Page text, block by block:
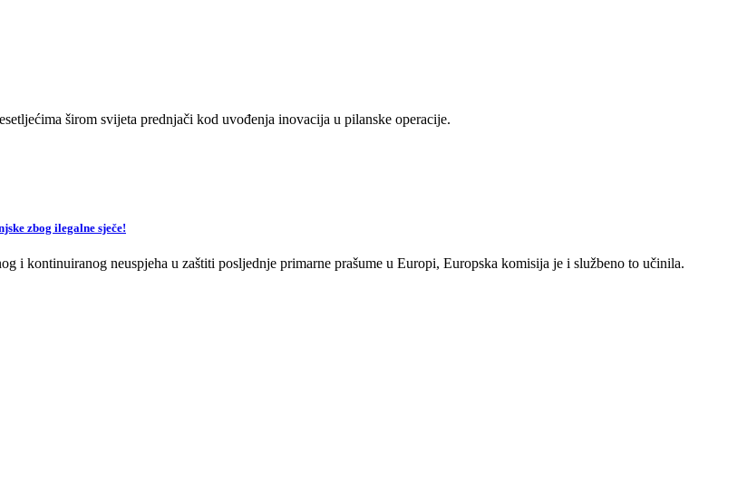
širom svijeta prednjači kod uvođenja inovacija u pilanske operacije.
zbog ilegalne sječe!
i kontinuiranog neuspjeha u zaštiti posljednje primarne prašume u Europi, Europska komisija je i službeno to učinila.